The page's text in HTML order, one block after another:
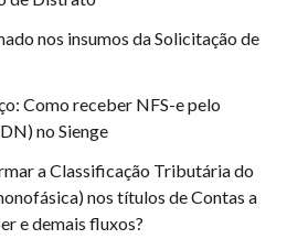
nos insumos da Solicitação de
Como receber NFS-e pelo
no Sienge
a Classificação Tributária do
nos títulos de Contas a
e demais fluxos?